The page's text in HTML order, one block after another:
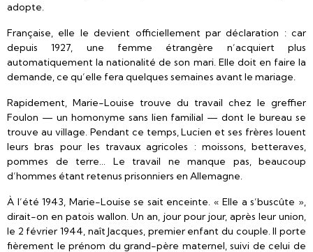
adopte.
Française, elle le devient officiellement par déclaration : car
depuis 1927, une femme étrangère n’acquiert plus
automatiquement la nationalité de son mari. Elle doit en faire la
demande, ce qu’elle fera quelques semaines avant le mariage.
Rapidement, Marie-Louise trouve du travail chez le greffier
Foulon — un homonyme sans lien familial — dont le bureau se
trouve au village. Pendant ce temps, Lucien et ses frères louent
leurs bras pour les travaux agricoles : moissons, betteraves,
pommes de terre… Le travail ne manque pas, beaucoup
d’hommes étant retenus prisonniers en Allemagne.
À l’été 1943, Marie-Louise se sait enceinte. « Elle a s’buscûte »,
dirait-on en patois wallon. Un an, jour pour jour, après leur union,
le 2 février 1944, naît Jacques, premier enfant du couple. Il porte
fièrement le prénom du grand-père maternel, suivi de celui de